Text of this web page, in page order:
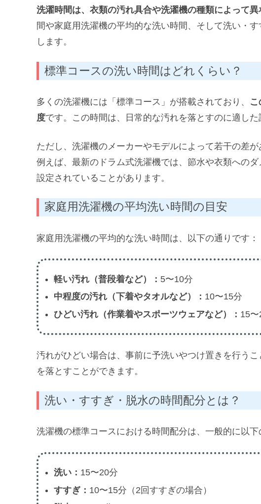
洗濯時間は、衣類の汚れ具合や洗濯機の種類によって異
間や家庭用洗濯機の平均的な洗い時間、そして洗い・
します。
標準コースの洗い時間はどれくらい？
多くの洗濯機には「標準コース」が搭載されており、
度です。この時間は、日常的な汚れを落とすのに適した
ただし、洗濯機のメーカーやモデルによって若干の差が
例えば、最新のドラム式洗濯機では、節水や衣類への
設定されていることがあります。
家庭用洗濯機の平均洗い時間の目安
家庭用洗濯機の平均的な洗い時間は、以下の通りです：
軽い汚れ（普段着など）： 5〜10分
中程度の汚れ（下着やタオルなど）： 10〜15分
ひどい汚れ（作業着やスポーツウェアなど）： 15〜
汚れがひどい場合は、事前に予洗いやつけ置きを行う
を落とすことができます。
洗い・すすぎ・脱水の時間配分とは？
洗濯機の標準コースにおける時間配分は、一般的に以下
洗い： 15〜20分
すすぎ： 10〜15分（2回すすぎの場合）